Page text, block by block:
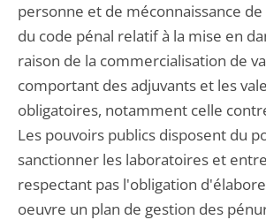
personne et de méconnaissance
du code pénal relatif à la mise en
raison de la commercialisation de
comportant des adjuvants et les
obligatoires, notamment celle
Les pouvoirs publics disposent du
sanctionner les laboratoires et
respectant pas l'obligation
oeuvre un plan de gestion des